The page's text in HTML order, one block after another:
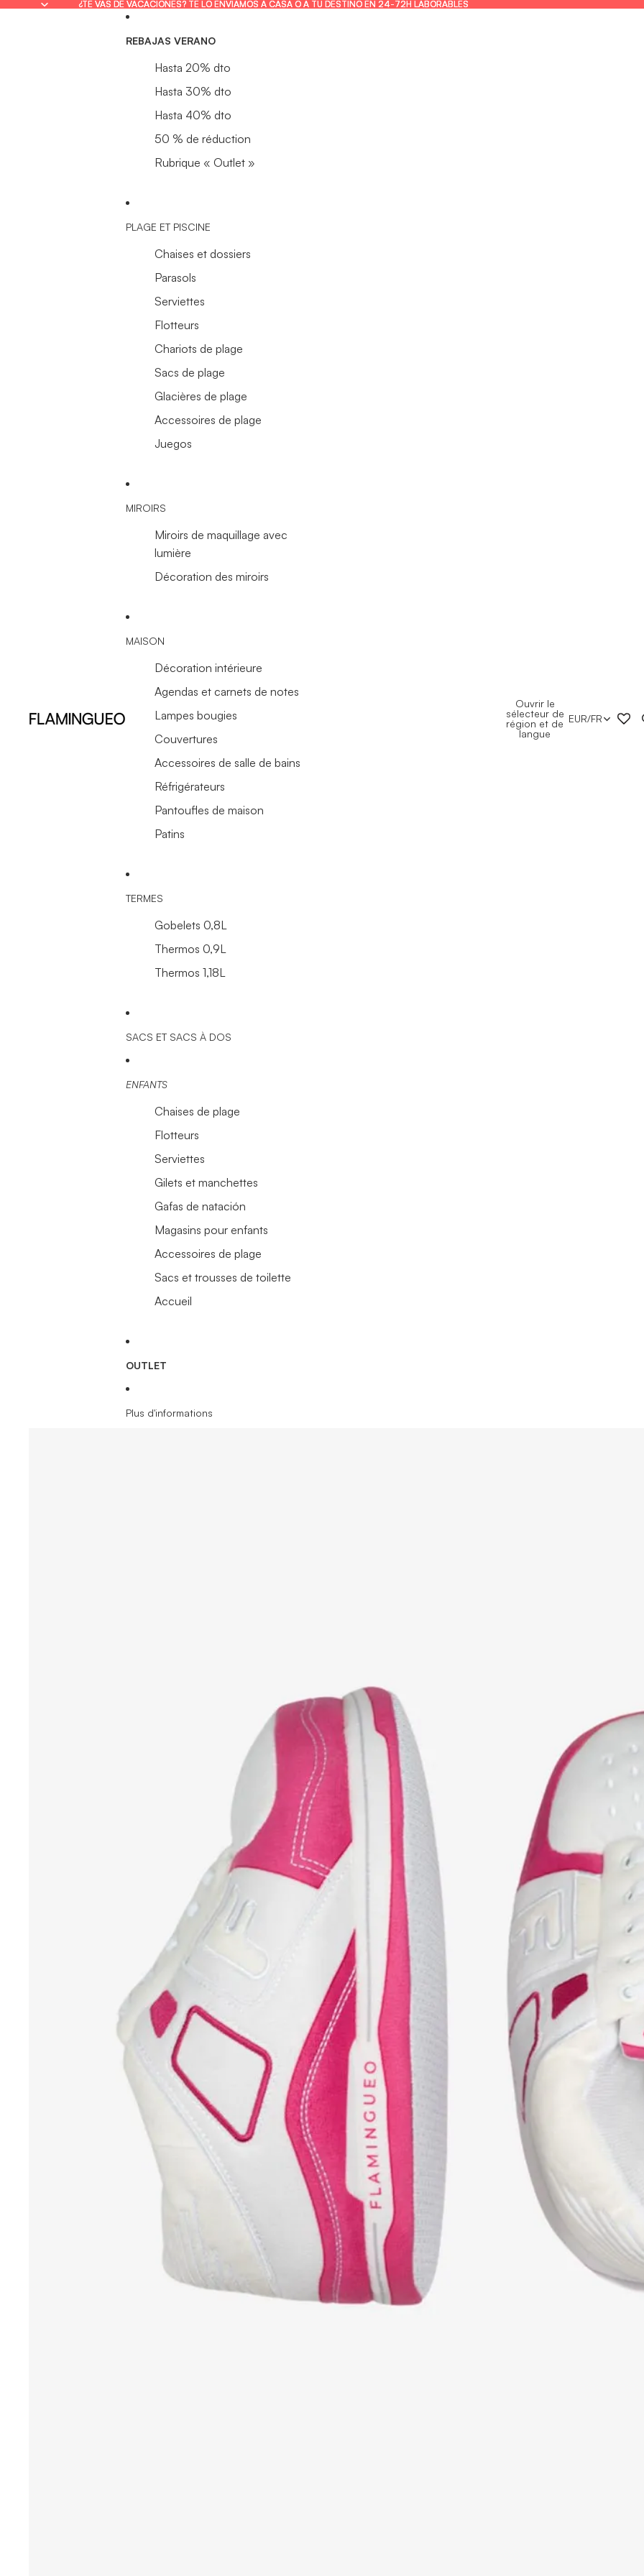
¿TE VAS DE VACACIONES? TE LO ENVIAMOS A CASA O A TU DESTINO EN 24-72H LABORABLES
¿TE VAS DE VACACIONES? TE LO ENVIAMOS A CASA O A TU DESTINO EN 24-72H LABORABLES
REBAJAS VERANO
Hasta 20% dto
Hasta 30% dto
Hasta 40% dto
50 % de réduction
Rubrique « Outlet »
PLAGE ET PISCINE
Chaises et dossiers
Parasols
Serviettes
Flotteurs
Chariots de plage
Sacs de plage
Glacières de plage
Accessoires de plage
Juegos
MIROIRS
Miroirs de maquillage avec
lumière
Décoration des miroirs
MAISON
Décoration intérieure
Agendas et carnets de notes
Lampes bougies
Couvertures
Accessoires de salle de bains
Réfrigérateurs
Pantoufles de maison
Patins
TERMES
Gobelets 0,8L
Thermos 0,9L
Thermos 1,18L
SACS ET SACS À DOS
ENFANTS
Chaises de plage
Flotteurs
Serviettes
Gilets et manchettes
Gafas de natación
Magasins pour enfants
Accessoires de plage
Sacs et trousses de toilette
Accueil
OUTLET
Plus d'informations
Ouvrir le
sélecteur de
région et de
langue
EUR/FR